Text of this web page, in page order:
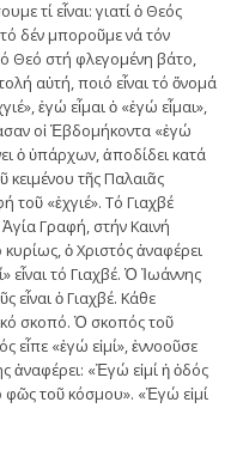
τί εἶναι: γιατί ὁ Θεός
δέν μποροῦμε νά τόν
Θεό στή φλεγομένη βάτο,
αὐτή, ποιό εἶναι τό ὄνομά
ἐγώ εἶμαι ὁ «ἐγώ εἶμαι»,
οἱ Ἑβδομήκοντα «ἐγώ
ὁ ὑπάρχων, ἀποδίδει κατά
κειμένου τῆς Παλαιᾶς
τοῦ «ἐχγιέ». Τό Γιαχβέ
Ἁγία Γραφή, στήν Καινή
ὁ Χριστός ἀναφέρει
εἶναι τό Γιαχβέ. Ὁ Ἰωάννης
εἶναι ὁ Γιαχβέ. Κάθε
σκοπό. Ὁ σκοπός τοῦ
εἶπε «ἐγώ εἰμί», ἐννοοῦσε
ἀναφέρει: «Ἐγώ εἰμί ἡ ὁδός
φῶς τοῦ κόσμου». «Ἐγώ εἰμί